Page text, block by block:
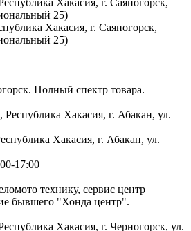
Хакасия, г. Саяногорск,
25)
Полный спектр товара.
Хакасия, г. Абакан, ул.
17:00
технику, сервис центр
бывшего "Хонда центр".